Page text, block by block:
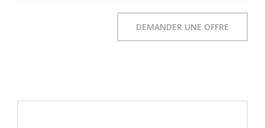
DEMANDER UNE OFFRE